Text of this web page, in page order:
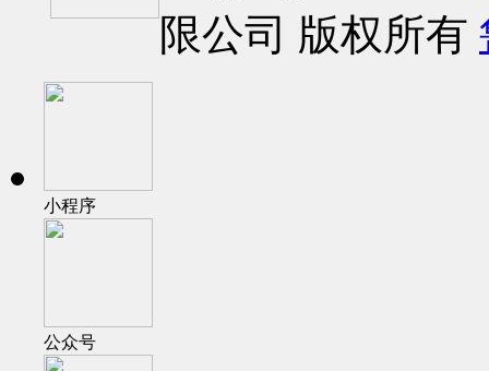
限公司 版权所有
小程序
公众号